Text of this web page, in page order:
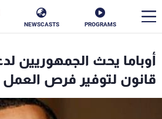
PROGRAMS
NEWSCASTS
أوباما يحث الجمهوريين
قانون لتوفير فرص العمل
en
الأخبار
ناس